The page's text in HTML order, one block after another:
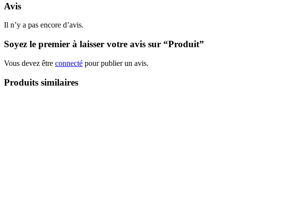
Avis
Il n’y a pas encore d’avis.
Soyez le premier à laisser votre avis sur “Produit”
Vous devez être connecté pour publier un avis.
Produits similaires